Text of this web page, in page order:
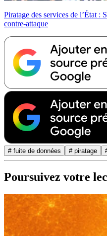
Piratage des services de l’État :
contre-attaque
# fuite de données # piratage
Poursuivez votre